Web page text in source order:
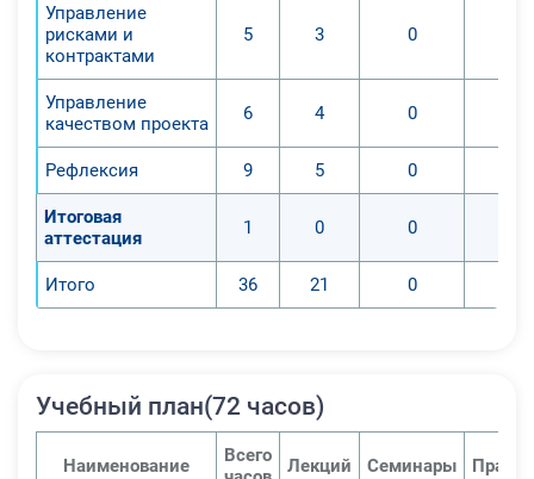
закономерностей, которые
Обретение слушателями основ
способности систематизировать
процессы, работающих в пределах
проекта, планировать их
Управление
рисками и
контрактами
5 3 0
Управление
качеством проекта
6 4 0
Рефлексия 9 5 0
Итоговая
аттестация
1 0 0
Итого 36 21 0
Учебный план(72 часов)
Наименование
Всего
Лекций Семинары